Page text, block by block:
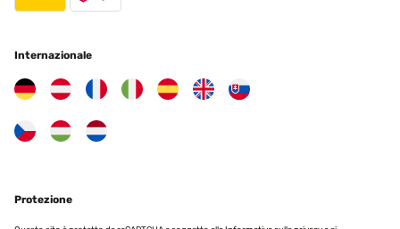
Internazionale
Protezione